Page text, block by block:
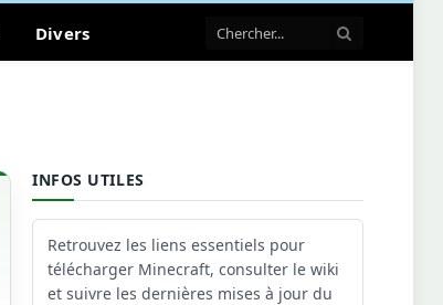
Divers
INFOS UTILES
Retrouvez les liens essentiels pour
télécharger Minecraft, consulter le wiki
et suivre les dernières mises à jour du